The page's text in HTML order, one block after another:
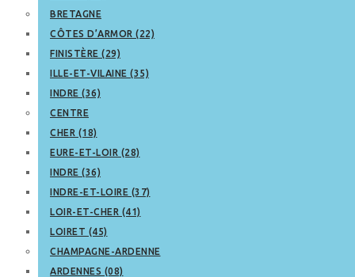
BRETAGNE
CÔTES D’ARMOR (22)
FINISTÈRE (29)
ILLE-ET-VILAINE (35)
INDRE (36)
CENTRE
CHER (18)
EURE-ET-LOIR (28)
INDRE (36)
INDRE-ET-LOIRE (37)
LOIR-ET-CHER (41)
LOIRET (45)
CHAMPAGNE-ARDENNE
ARDENNES (08)